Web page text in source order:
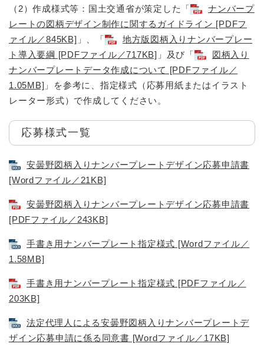
（2）作成様式等：国土交通省が策定した「
ナンバープ
レートの図柄デザイン制作に関するガイドライン [PDFフ
ァイル／845KB] 」、「
地方版図柄入りナンバープレー
ト導入要綱 [PDFファイル／717KB] 」及び「
図柄入り
ナンバープレートデータ作成について [PDFファイル／
1.05MB] 」を参考に、指定様式（応募用紙またはイラスト
レーター形式）で作成してください。
応募様式一覧
安曇野図柄入りナンバープレートデザイン応募申請書
[Wordファイル／21KB]
安曇野図柄入りナンバープレートデザイン応募申請書
[PDFファイル／243KB]
手書き用ナンバープレート指定様式 [Wordファイル／
1.58MB]
手書き用ナンバープレート指定様式 [PDFファイル／
203KB]
法定代理人による安曇野図柄入りナンバープレートデ
ザイン応募申請に係る同意書 [Wordファイル／17KB]